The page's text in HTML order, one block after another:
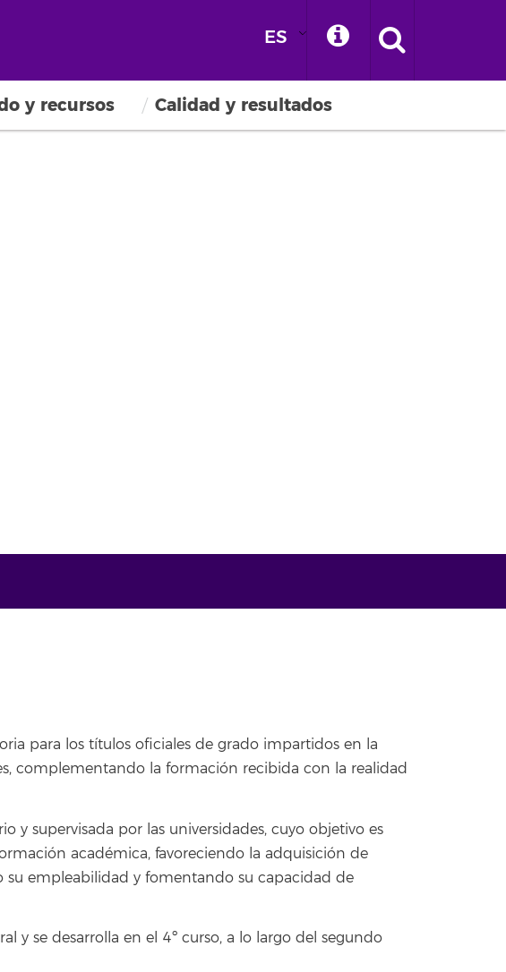
ES
y recursos Calidad y resultados
para los títulos oficiales de grado impartidos en la
complementando la formación recibida con la realidad
y supervisada por las universidades, cuyo objetivo es
académica, favoreciendo la adquisición de
su empleabilidad y fomentando su capacidad de
y se desarrolla en el 4º curso, a lo largo del segundo